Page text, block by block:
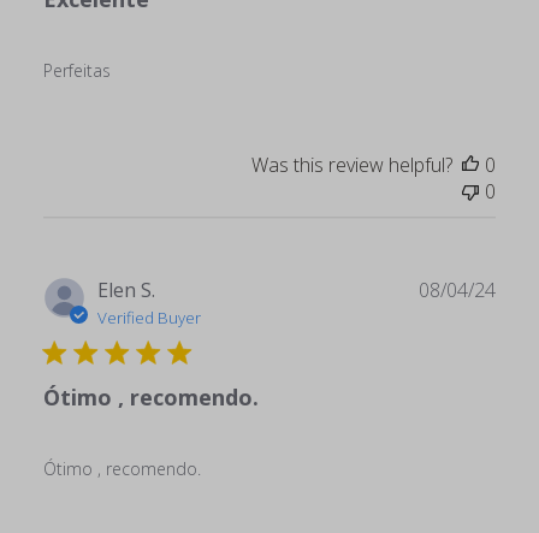
Perfeitas
Was this review helpful?
0
0
Elen S.
Verified Buyer
Ótimo , recomendo.
Ótimo , recomendo.
08/04/24